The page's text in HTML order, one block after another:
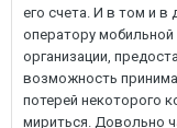
его счета. И в том и в
оператору мобильной
организации,
возможность
потерей некоторого
мириться. Довольно